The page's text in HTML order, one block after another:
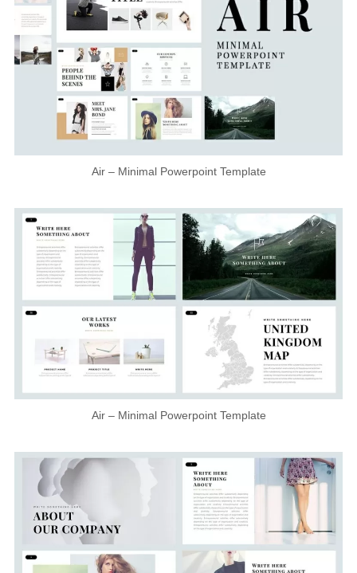
Air – Minimal Powerpoint Template
Air – Minimal Powerpoint Template